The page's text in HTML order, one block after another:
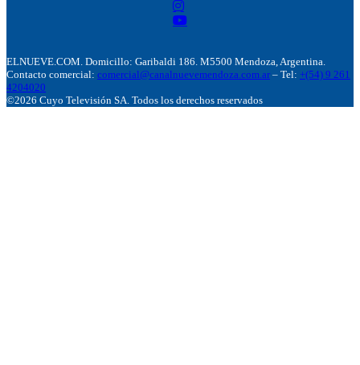
ELNUEVE.COM. Domicillo: Garibaldi 186. M5500 Mendoza, Argentina.
Contacto comercial: comercial@canalnuevemendoza.com.ar – Tel: +(54) 9 261
4204020
©2026 Cuyo Televisión SA. Todos los derechos reservados